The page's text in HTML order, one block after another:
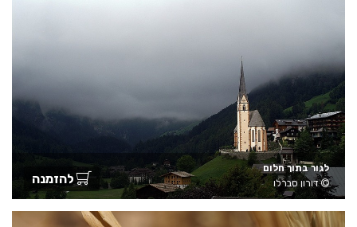
לגור בתוך חלום
דורון סברלו
להזמנה